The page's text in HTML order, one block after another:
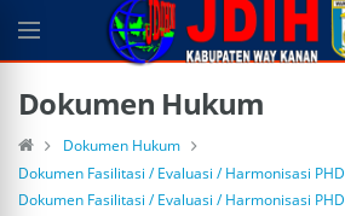
Dokumen Hukum
Dokumen Hukum
Dokumen Fasilitasi / Evaluasi / Harmonisasi PHD
Dokumen Fasilitasi / Evaluasi / Harmonisasi PHD